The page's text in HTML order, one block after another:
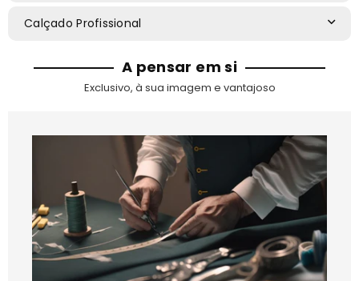
Calçado Profissional
A pensar em si
Exclusivo, à sua imagem e vantajoso